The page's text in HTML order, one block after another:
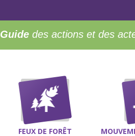
Guide des actions et des
FEUX DE FORÊT